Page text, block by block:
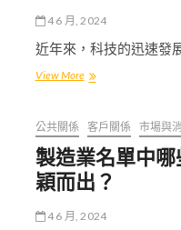
4 6 月, 2024
近年來，科技的迅速發
View More哪
業
從
傳
產
轉
成
公共關係 客戶關係 市場與
製造業名單中
穎而出？
4 6 月, 2024